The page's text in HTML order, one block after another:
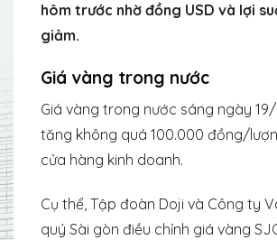
hôm trước nhờ đồng USD và lợi
giảm.
Giá vàng trong nước
Giá vàng trong nước sáng ngày
tăng không quá 100.000 đồng/
cửa hàng kinh doanh.
Cụ thể, Tập đoàn Doji và Công ty
quý Sài gòn điều chỉnh giá vàng